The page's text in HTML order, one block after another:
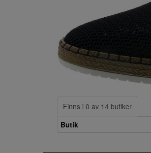
Finns i 0 av 14 butiker
Butik